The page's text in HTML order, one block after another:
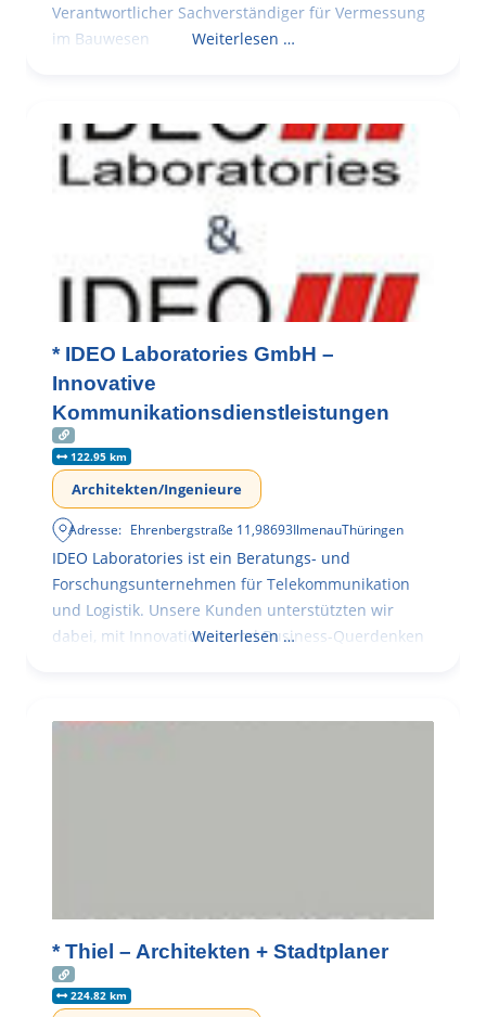
Verantwortlicher Sachverständiger für Vermessung
im Bauwesen
Weiterlesen …
* IDEO Laboratories GmbH –
Innovative
Kommunikationsdienstleistungen
122.95 km
Architekten/Ingenieure
Adresse: Ehrenbergstraße 11,98693IlmenauThüringen
IDEO Laboratories ist ein Beratungs- und
Forschungsunternehmen für Telekommunikation
und Logistik. Unsere Kunden unterstützten wir
dabei, mit Innovationen und Business-Querdenken
Weiterlesen …
* Thiel – Architekten + Stadtplaner
224.82 km